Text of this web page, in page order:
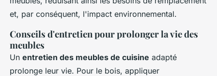
et, par conséquent, l'impact environnemental.
Conseils d'entretien pour prolonger la vie des
meubles
Un entretien des meubles de cuisine adapté
prolonge leur vie. Pour le bois, appliquer